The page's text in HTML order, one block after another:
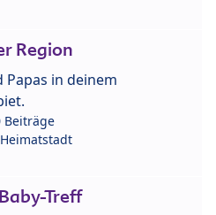
Region
Papas in deinem
Beiträge
Heimatstadt
Treff